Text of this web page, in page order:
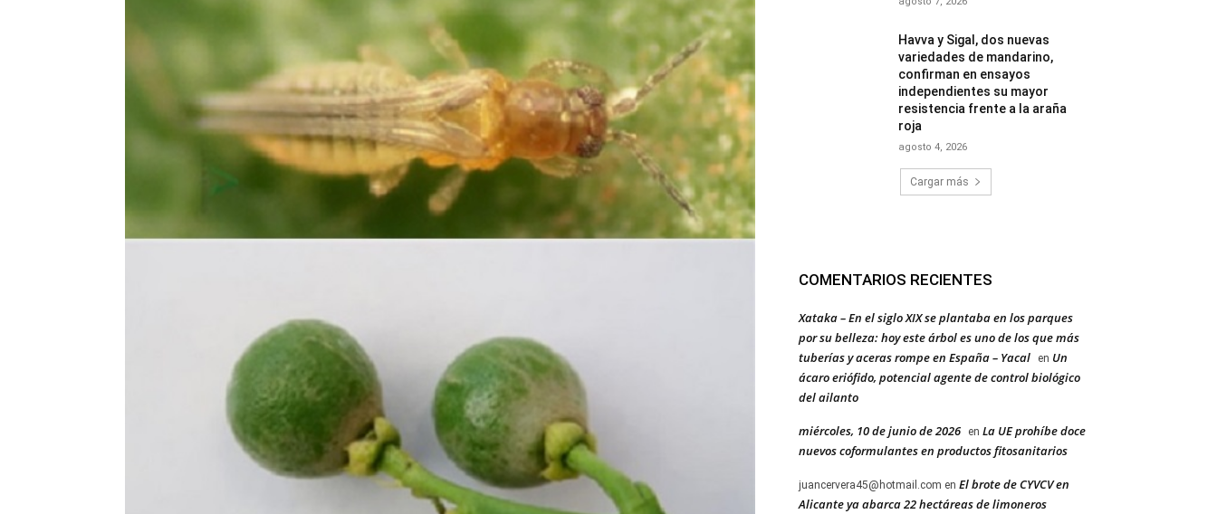
Havva y Sigal, dos nuevas
variedades de mandarino,
confirman en ensayos
independientes su mayor
resistencia frente a la araña
roja
agosto 4, 2026
Cargar más
COMENTARIOS RECIENTES
Xataka – En el siglo XIX se plantaba en los parques
por su belleza: hoy este árbol es uno de los que más
tuberías y aceras rompe en España – Yacal
en Un
ácaro eriófido, potencial agente de control biológico
del ailanto
miércoles, 10 de junio de 2026 en La UE prohíbe doce
nuevos coformulantes en productos fitosanitarios
juancervera45@hotmail.com en El brote de CYVCV en
Alicante ya abarca 22 hectáreas de limoneros